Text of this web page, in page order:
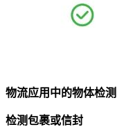
物流应用中的物体检测
检测包裹或信封